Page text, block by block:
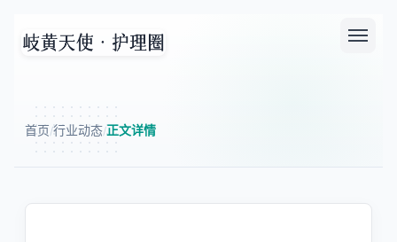
首页/行业动态/正文详情